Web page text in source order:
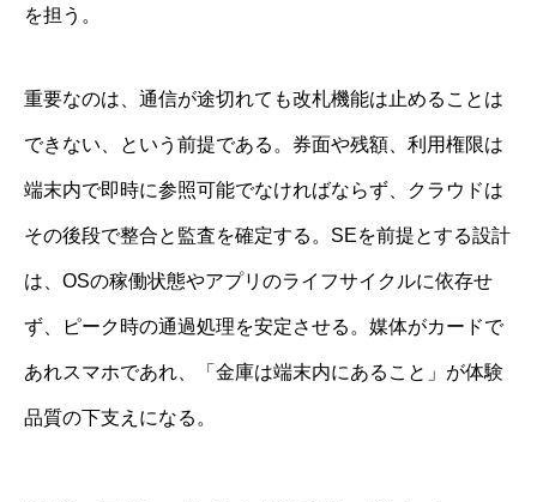
を担う。
重要なのは、通信が途切れても改札機能は止めることは
できない、という前提である。券面や残額、利用権限は
端末内で即時に参照可能でなければならず、クラウドは
その後段で整合と監査を確定する。SEを前提とする設計
は、OSの稼働状態やアプリのライフサイクルに依存せ
ず、ピーク時の通過処理を安定させる。媒体がカードで
あれスマホであれ、「金庫は端末内にあること」が体験
品質の下支えになる。